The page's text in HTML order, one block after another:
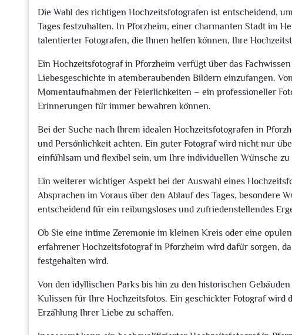
Die Wahl des richtigen Hochzeitsfotografen ist entscheidend,
Tages festzuhalten. In Pforzheim, einer charmanten Stadt im
talentierter Fotografen, die Ihnen helfen können, Ihre
Ein Hochzeitsfotograf in Pforzheim verfügt über das
Liebesgeschichte in atemberaubenden Bildern einzufangen.
Momentaufnahmen der Feierlichkeiten – ein professioneller
Erinnerungen für immer bewahren können.
Bei der Suche nach Ihrem idealen Hochzeitsfotografen in
und Persönlichkeit achten. Ein guter Fotograf wird nicht nur
einfühlsam und flexibel sein, um Ihre individuellen Wünsche
Ein weiterer wichtiger Aspekt bei der Auswahl eines
Absprachen im Voraus über den Ablauf des Tages, besondere
entscheidend für ein reibungsloses und zufriedenstellendes
Ob Sie eine intime Zeremonie im kleinen Kreis oder eine
erfahrener Hochzeitsfotograf in Pforzheim wird dafür sorgen,
festgehalten wird.
Von den idyllischen Parks bis hin zu den historischen
Kulissen für Ihre Hochzeitsfotos. Ein geschickter Fotograf wird
Erzählung Ihrer Liebe zu schaffen.